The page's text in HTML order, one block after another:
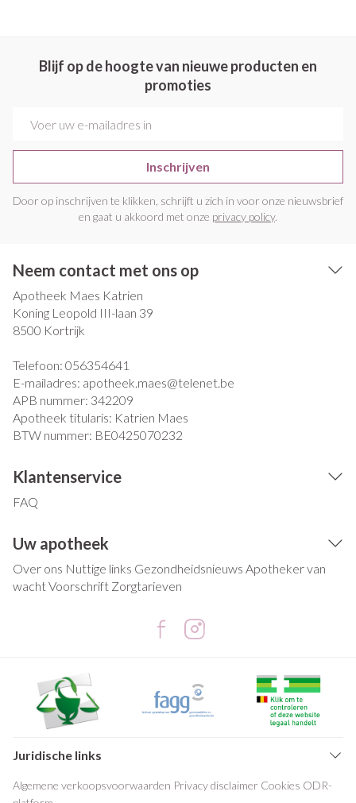
Blijf op de hoogte van nieuwe producten en
promoties
Inschrijven
Door op inschrijven te klikken, schrijft u zich in voor onze nieuwsbrief
en gaat u akkoord met onze privacy policy.
Neem contact met ons op
Apotheek Maes Katrien
Koning Leopold III-laan 39
8500 Kortrijk
Telefoon: 056354641
E-mailadres: apotheek.maes@telenet.be
APB nummer: 342209
Apotheek titularis: Katrien Maes
BTW nummer: BE0425070232
Klantenservice
FAQ
Uw apotheek
Over ons Nuttige links Gezondheidsnieuws Apotheker van
wachtVoorschrift Zorgtarieven
Juridische links
Algemene verkoopsvoorwaarden Privacy disclaimer Cookies ODR-